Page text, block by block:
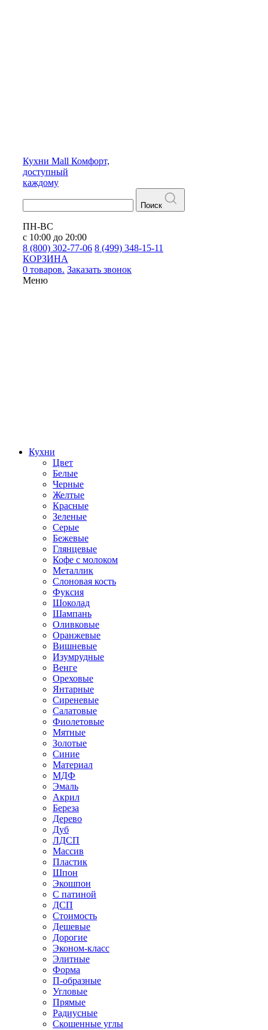
Кухни Mall Комфорт,
доступный
каждому
Поиск
ПН-ВС
с 10:00 до 20:00
8 (800) 302-77-06 8 (499) 348-15-11
КОРЗИНА
0 товаров. Заказать звонок
Меню
Кухни
Цвет
Белые
Черные
Желтые
Красные
Зеленые
Серые
Бежевые
Глянцевые
Кофе с молоком
Металлик
Слоновая кость
Фуксия
Шоколад
Шампань
Оливковые
Оранжевые
Вишневые
Изумрудные
Венге
Ореховые
Янтарные
Сиреневые
Салатовые
Фиолетовые
Мятные
Золотые
Синие
Материал
МДФ
Эмаль
Акрил
Береза
Дерево
Дуб
ЛДСП
Массив
Пластик
Шпон
Экошпон
С патиной
ДСП
Стоимость
Дешевые
Дорогие
Эконом-класс
Элитные
Форма
П-образные
Угловые
Прямые
Радиусные
Скошенные углы